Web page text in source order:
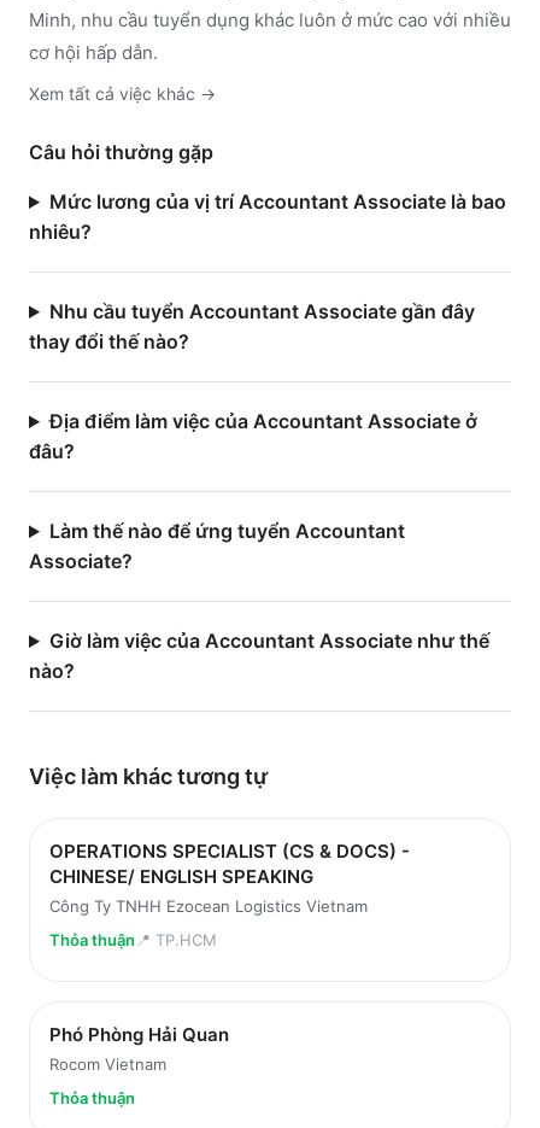
Minh, nhu cầu tuyển dụng khác luôn ở mức cao với nhiều
cơ hội hấp dẫn.
Xem tất cả việc khác →
Câu hỏi thường gặp
Mức lương của vị trí Accountant Associate là bao
nhiêu?
Nhu cầu tuyển Accountant Associate gần đây
thay đổi thế nào?
Địa điểm làm việc của Accountant Associate ở
đâu?
Làm thế nào để ứng tuyển Accountant
Associate?
Giờ làm việc của Accountant Associate như thế
nào?
Việc làm kháctương tự
OPERATIONS SPECIALIST (CS & DOCS) -
CHINESE/ ENGLISH SPEAKING
Công Ty TNHH Ezocean Logistics Vietnam
Thỏa thuận 📍 TP.HCM
Phó Phòng Hải Quan
Rocom Vietnam
Thỏa thuận